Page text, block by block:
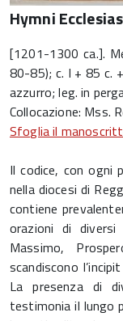
Hymni
[1201-1300 ca.].
80-85); c. I + 85 c.
azzurro; leg. in
Collocazione: Mss.
Sfoglia il
Il codice, con ogni
nella diocesi di
contiene
orazioni di
Massimo,
scandiscono
La presenza di
testimonia il lungo